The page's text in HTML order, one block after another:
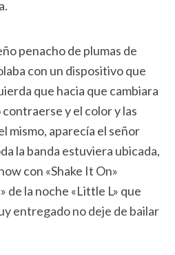
penacho de plumas de
con un dispositivo que
que hacia que cambiara
y el color y las
mismo, aparecía el señor
la banda estuviera ubicada,
con «Shake It On»
de la noche «Little L» que
entregado no deje de bailar